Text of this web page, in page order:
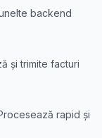
backend
și trimite facturi
rapid și